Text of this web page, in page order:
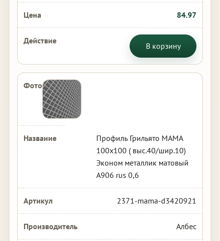
84.97
В корзину
Профиль Грильято МАМА
100х100 ( выс.40/шир.10)
Эконом металлик матовый
А906 rus 0,6
2371-mama-d3420921
Албес